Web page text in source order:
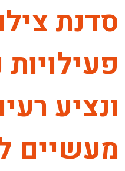
סדנת
ונציע
מעשיים